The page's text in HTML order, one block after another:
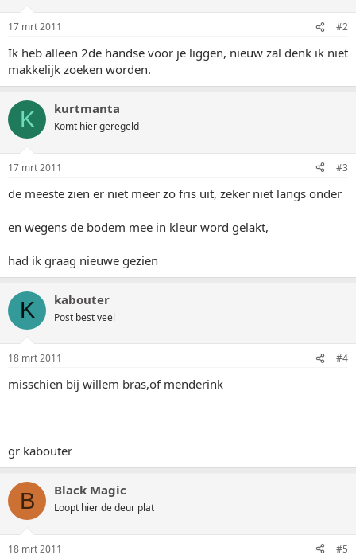
17 mrt 2011 #2
Ik heb alleen 2de handse voor je liggen, nieuw zal denk ik niet
makkelijk zoeken worden.
K kurtmanta
Komt hier geregeld
17 mrt 2011 #3
de meeste zien er niet meer zo fris uit, zeker niet langs onder
en wegens de bodem mee in kleur word gelakt,
had ik graag nieuwe gezien
K kabouter
Post best veel
18 mrt 2011 #4
misschien bij willem bras,of menderink
gr kabouter
B Black Magic
Loopt hier de deur plat
18 mrt 2011 #5